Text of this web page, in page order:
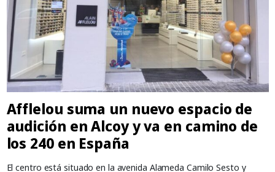
Afflelou suma un nuevo espacio de
audición en Alcoy y va en camino de
los 240 en España
El centro está situado en la avenida Alameda Camilo Sesto y